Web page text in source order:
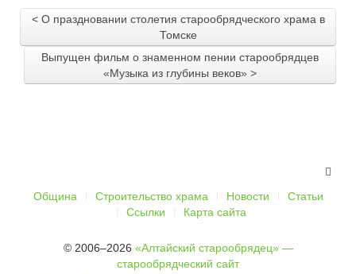
< О праздновании столетия старообрядческого храма в
Томске
Выпущен фильм о знаменном пении старообрядцев
«Музыка из глубины веков» >
Община Строительство храма Новости
Статьи
Ссылки
Карта сайта
© 2006–2026 «Алтайский старообрядец» —
старообрядческий сайт